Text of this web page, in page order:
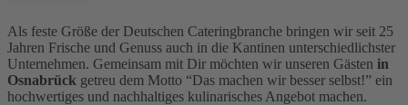
Als feste Größe der Deutschen Cateringbranche bringen wir seit 25
Jahren Frische und Genuss auch in die Kantinen unterschiedlichster
Unternehmen. Gemeinsam mit Dir möchten wir unseren Gästen in
Osnabrück getreu dem Motto “Das machen wir besser selbst!” ein
hochwertiges und nachhaltiges kulinarisches Angebot machen.